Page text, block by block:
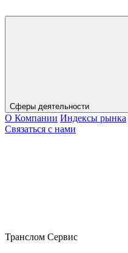
Сферы деятельности
О Компании Индексы рынка
Связаться с нами
Транслом Сервис